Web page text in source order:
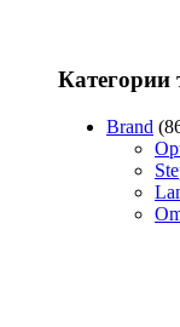
Категории
Brand